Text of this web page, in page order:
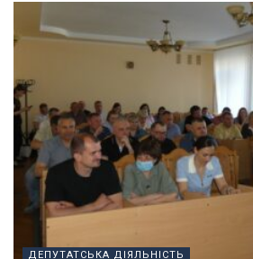
ДЕПУТАТСЬКА ДІЯЛЬНІСТЬ